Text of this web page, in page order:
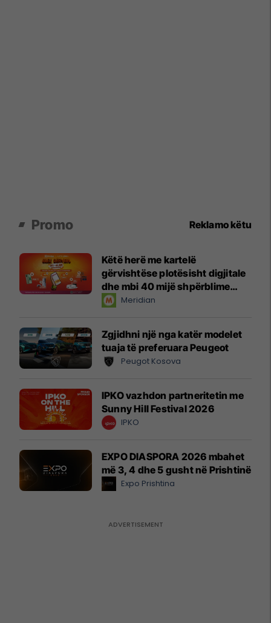
Promo Reklamo këtu
Këtë herë me kartelë
gërvishtëse plotësisht digjitale
dhe mbi 40 mijë shpërblime
instant!Meridian
Zgjidhni një nga katër modelet
tuaja të preferuara Peugeot
Peugot Kosova
IPKO vazhdon partneritetin me
Sunny Hill Festival 2026
IPKO
EXPO DIASPORA 2026 mbahet
më 3, 4 dhe 5 gusht në Prishtinë
Expo Prishtina